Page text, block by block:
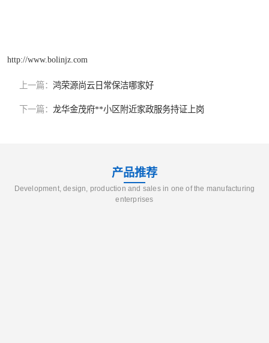
http://www.bolinjz.com
上一篇： 鸿荣源尚云日常保洁哪家好
下一篇： 龙华金茂府**小区附近家政服务持证上岗
产品推荐
Development, design, production and sales in one of the manufacturing
enterprises